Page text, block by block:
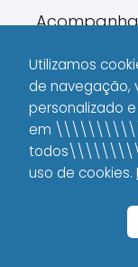
Link. Utilize
o Google
Console,
mais
Utilizamos
de navegação,
personalizado
em
uso de cookies.